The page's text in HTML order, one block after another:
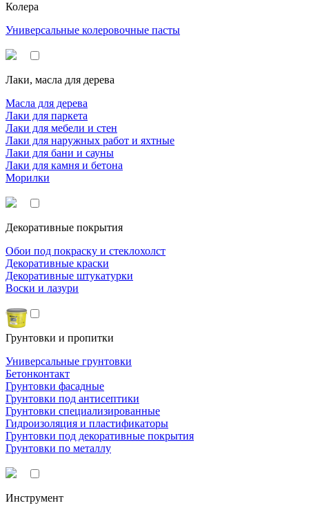
Колера
Универсальные колеровочные пасты
Лаки, масла для дерева
Масла для дерева
Лаки для паркета
Лаки для мебели и стен
Лаки для наружных работ и яхтные
Лаки для бани и сауны
Лаки для камня и бетона
Морилки
Декоративные покрытия
Обои под покраску и стеклохолст
Декоративные краски
Декоративные штукатурки
Воски и лазури
Грунтовки и пропитки
Универсальные грунтовки
Бетонконтакт
Грунтовки фасадные
Грунтовки под антисептики
Грунтовки специализированные
Гидроизоляция и пластификаторы
Грунтовки под декоративные покрытия
Грунтовки по металлу
Инструмент